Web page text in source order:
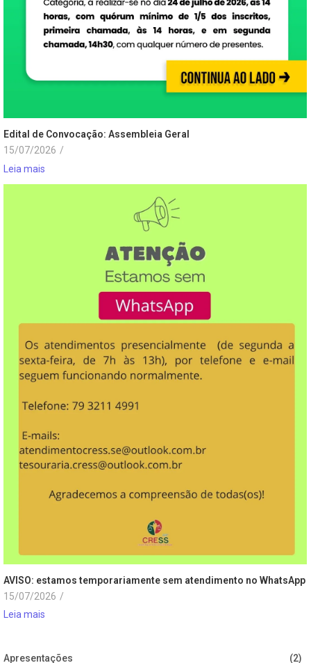
Edital de Convocação: Assembleia Geral
15/07/2026 /
Leia mais
AVISO: estamos temporariamente sem atendimento no WhatsApp
15/07/2026 /
Leia mais
Apresentações (2)